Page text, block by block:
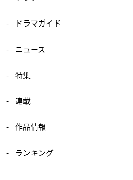
ドラマガイド
ニュース
特集
連載
作品情報
ランキング